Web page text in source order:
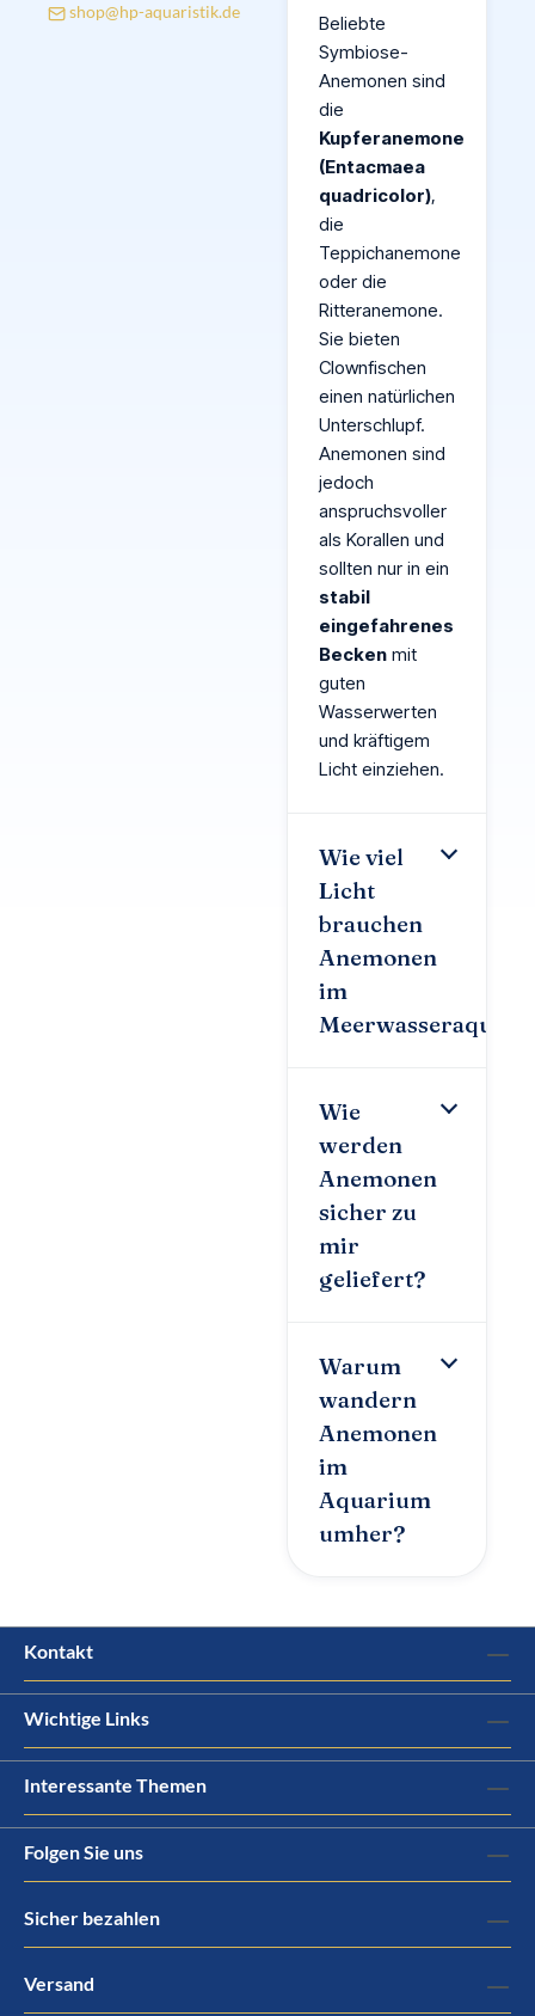
shop@hp-aquaristik.de
Beliebte
Symbiose-
Anemonen sind
die
Kupferanemone
(Entacmaea
quadricolor),
die
Teppichanemone
oder die
Ritteranemone.
Sie bieten
Clownfischen
einen natürlichen
Unterschlupf.
Anemonen sind
jedoch
anspruchsvoller
als Korallen und
sollten nur in ein
stabil
eingefahrenes
Becken mit
guten
Wasserwerten
und kräftigem
Licht einziehen.
Wie viel
Licht
brauchen
Anemonen
im
Wie
werden
Anemonen
sicher zu
mir
geliefert?
Warum
wandern
Anemonen
im
Aquarium
umher?
Kontakt
Wichtige Links
Interessante Themen
Folgen Sie uns
Sicher bezahlen
Versand